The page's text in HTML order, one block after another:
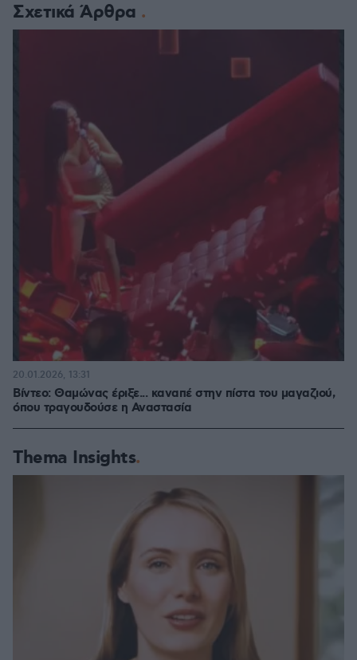
Σχετικά Άρθρα
Βίντεο: Θαμώνας έριξε... καναπέ στην πίστα του μαγαζιού,
όπου τραγουδούσε η Αναστασία
20.01.2026, 13:31
Thema Insights